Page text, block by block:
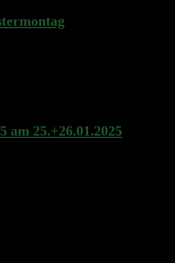
am 25.+26.01.2025